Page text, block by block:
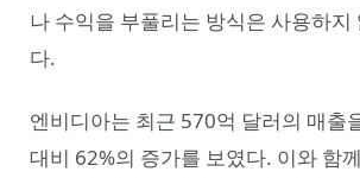
나 수익을 부풀리는 방식은 사용하지
다.
엔비디아는 최근 570억 달러의 매출
대비 62%의 증가를 보였다. 이와 함